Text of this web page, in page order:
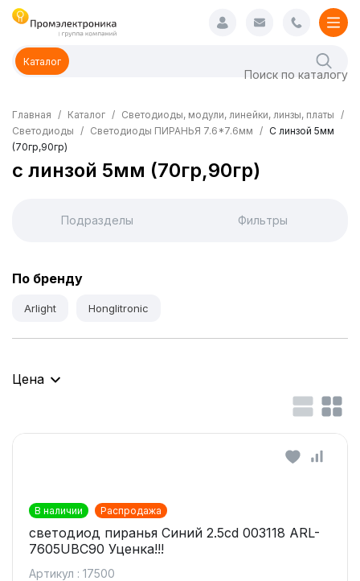
Каталог
Главная Каталог
Светодиоды, модули, линейки, линзы, платы
Светодиоды
Светодиоды ПИРАНЬЯ 7.6*7.6мм
С линзой 5мм
(70гр,90гр)
с линзой 5мм (70гр,90гр)
Подразделы Фильтры
По бренду
Arlight Honglitronic
Цена
В наличии Распродажа
светодиод пиранья Синий 2.5cd 003118 ARL-
7605UBC90 Уценка!!!
Артикул : 17500